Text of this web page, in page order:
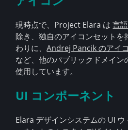
現時点で、Project Elara は言
除き、独自のアイコンセットを
わりに、Andrej Pancik のアイ
など、他のパブリックドメイン
使用しています。
UI コンポーネント
Elara デザインシステムの UI